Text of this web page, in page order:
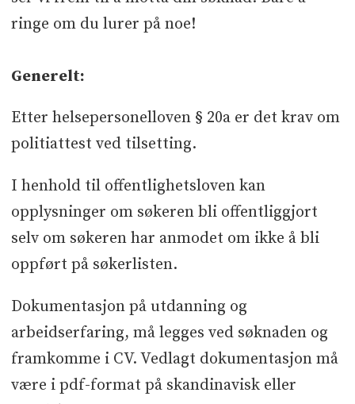
ringe om du lurer på noe!
Generelt:
Etter helsepersonelloven § 20a er det krav om
politiattest ved tilsetting.
I henhold til offentlighetsloven kan
opplysninger om søkeren bli offentliggjort
selv om søkeren har anmodet om ikke å bli
oppført på søkerlisten.
Dokumentasjon på utdanning og
arbeidserfaring, må legges ved søknaden og
framkomme i CV. Vedlagt dokumentasjon må
være i pdf-format på skandinavisk eller